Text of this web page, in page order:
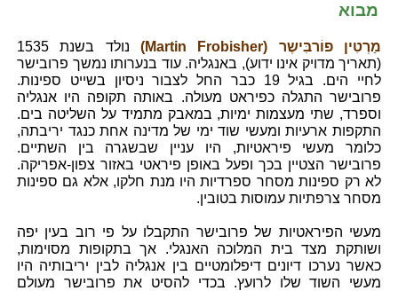
מבוא
מַרְטִין פוֹרבִּישֶר (Martin Frobisher)
נולד בשנת 1535
(תאריך מדויק אינו ידוע), באנגליה. עוד בנערותו נמשך פרובישר
לחיי הים. בגיל 19 כבר החל לצבור ניסיון בשייט ספינות.
פרובישר התגלה כפיראט מעולה. באותה תקופה היו אנגליה
וספרד, שתי מעצמות ימיות, במאבק מתמיד על השליטה בים.
התקפות ארעיות ומעשי שוד ימי של מדינה אחת כנגד יריבתה,
כלומר מעשי פיראטיות, היו עניין שבשגרה בין השתיים.
פרובישר הצטיין בכך ופעל באופן פיראטי באזור צפון-אפריקה.
לא רק ספינות מסחר ספרדיות היו מנת חלקו, אלא גם ספינות
מסחר צרפתיות עמוסות בטובין.
מעשי הפיראטיות של פרובישר התקבלו על פי רוב בעין יפה
ושותקת מצד בית המלוכה האנגלי. אך בתקופות מסוימות,
כאשר נערכו דיונים דיפלומטיים בין אנגליה לבין יריבותיה היו
מעשי השוד שלו לרועץ. בכדי להסיט את פרובישר מעולם